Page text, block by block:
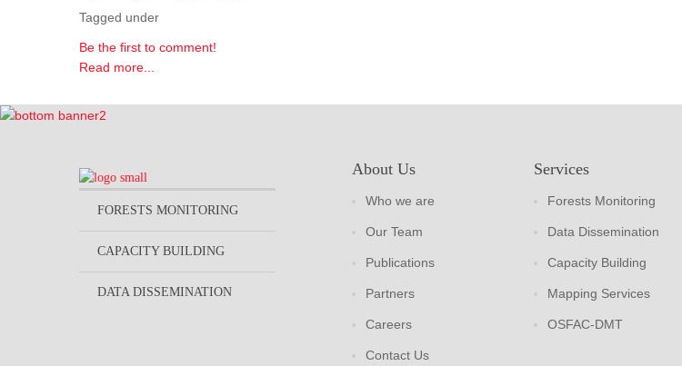
Tagged under
Be the first to comment!
Read more...
FORESTS MONITORING
CAPACITY BUILDING
DATA DISSEMINATION
About Us
Who we are
Our Team
Publications
Partners
Careers
Contact Us
Services
Forests Monitoring
Data Dissemination
Capacity Building
Mapping Services
OSFAC-DMT